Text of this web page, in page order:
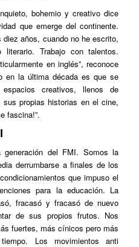
bohemio y creativo dice
que emerge del continente.
años, cuando no he escrito,
Trabajo con talentos.
en inglés”, reconoce
en la última década es que se
creativos, llenos de
propias historias en el cine,
fascina!”.
del FMI. Somos la
derrumbarse a finales de los
que impuso el
para la educación. La
fracasó y fracasó de nuevo
de sus propios frutos. Nos
fuertes, más cínicos pero más
Los movimientos anti